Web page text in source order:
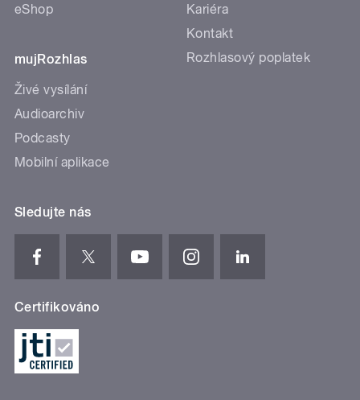
eShop
mujRozhlas
Živé vysílání
Audioarchiv
Podcasty
Mobilní aplikace
Kariéra
Kontakt
Rozhlasový poplatek
Sledujte nás
Certifikováno